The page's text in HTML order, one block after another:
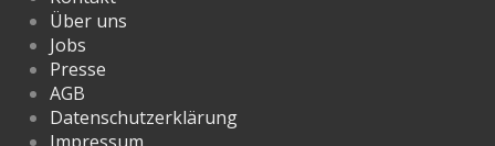
Über uns
Jobs
Presse
AGB
Datenschutzerklärung